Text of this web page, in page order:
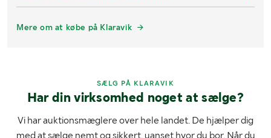
Mere om at købe på Klaravik
SÆLG PÅ KLARAVIK
Har din virksomhed noget at sælge?
Vi har auktionsmæglere over hele landet. De hjælper dig
med at sælge nemt og sikkert, uanset hvor du bor. Når du